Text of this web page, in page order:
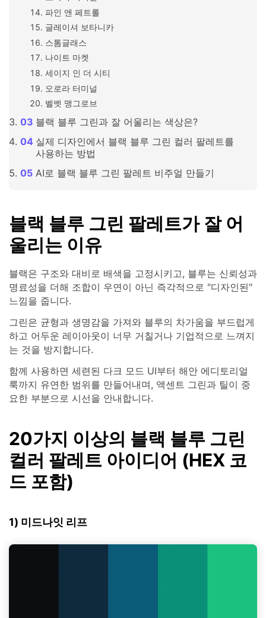
파인 앤 페트롤
글레이셔 보타니카
스톰글래스
나이트 마켓
세이지 인 더 시티
오로라 터미널
벨벳 맹그로브
블랙 블루 그린과 잘 어울리는 색상은?
실제 디자인에서 블랙 블루 그린 컬러 팔레트를
사용하는 방법
AI로 블랙 블루 그린 팔레트 비주얼 만들기
블랙 블루 그린 팔레트가 잘 어
울리는 이유
블랙은 구조와 대비로 배색을 고정시키고, 블루는 신뢰성과
명료성을 더해 조합이 우연이 아닌 즉각적으로 "디자인된"
느낌을 줍니다.
그린은 균형과 생명감을 가져와 블루의 차가움을 부드럽게
하고 어두운 레이아웃이 너무 거칠거나 기업적으로 느껴지
는 것을 방지합니다.
함께 사용하면 세련된 다크 모드 UI부터 해안 에디토리얼
룩까지 유연한 범위를 만들어내며, 액센트 그린과 틸이 중
요한 부분으로 시선을 안내합니다.
20가지 이상의 블랙 블루 그린
컬러 팔레트 아이디어 (HEX 코
드 포함)
1) 미드나잇 리프